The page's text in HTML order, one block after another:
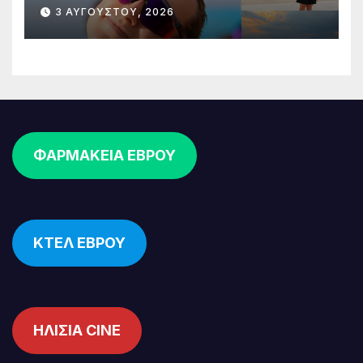
3 ΑΥΓΟΎΣΤΟΥ, 2026
ΦΑΡΜΑΚΕΙΑ ΕΒΡΟΥ
ΚΤΕΛ ΕΒΡΟΥ
ΗΛΙΣΙΑ CINE